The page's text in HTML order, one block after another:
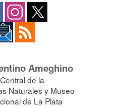
Ameghino
de la
Naturales y Museo
de La Plata